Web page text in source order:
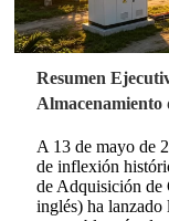
Resumen
Almacenamiento
A 13 de mayo de
de inflexión
de Adquisición de
inglés) ha